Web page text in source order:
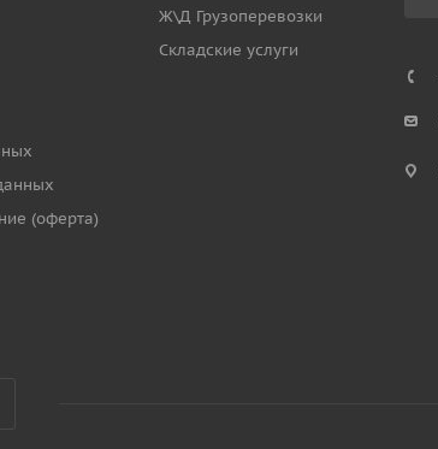
(оферта)
Ж\Д Грузоперевозки
Cкладские услуги